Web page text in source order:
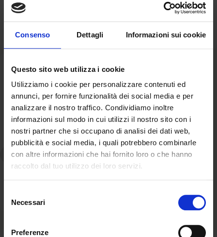
Consenso Dettagli Informazioni sui cookie
Questo sito web utilizza i cookie
Utilizziamo i cookie per personalizzare contenuti ed
annunci, per fornire funzionalità dei social media e per
analizzare il nostro traffico. Condividiamo inoltre
informazioni sul modo in cui utilizzi il nostro sito con i
nostri partner che si occupano di analisi dei dati web,
pubblicità e social media, i quali potrebbero combinarle
con altre informazioni che hai fornito loro o che hanno
raccolto dal tuo utilizzo dei loro servizi.
delNecessari
Preferenze
Flamingo -
Tagliaunghie - S
Prezzo
normale
€6,90
Tagliaunghie a
Ghigliottina
Prezzo
€5,90
Aggiungi al carrello
normale